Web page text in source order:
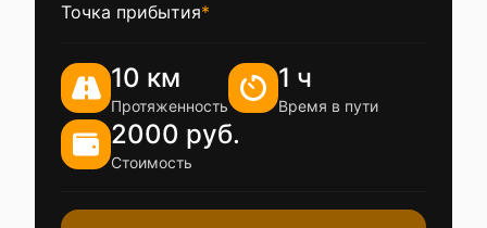
Точка прибытия*
10 км
Протяженность
1 ч
Время в пути
2000 руб.
Стоимость